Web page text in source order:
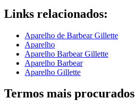
Links relacionados:
Aparelho de Barbear Gillette
Aparelho
Aparelho Barbear Gillette
Aparelho Barbear
Aparelho Gillette
Termos mais procurados